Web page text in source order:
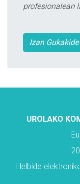
profesionalean
Izan Gukakide
UROLAKO
Helbide